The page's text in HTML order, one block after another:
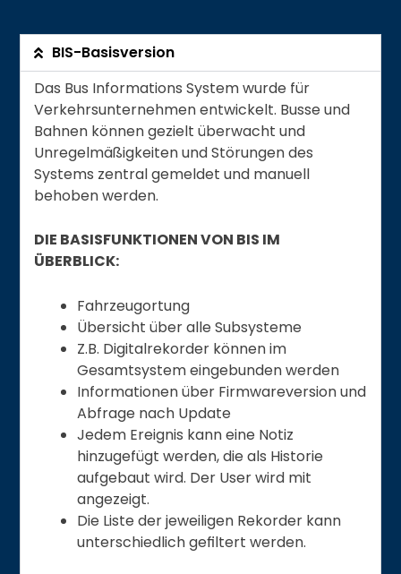
BIS-Basisversion
Das Bus Informations System wurde für
Verkehrsunternehmen entwickelt. Busse und
Bahnen können gezielt überwacht und
Unregelmäßigkeiten und Störungen des
Systems zentral gemeldet und manuell
behoben werden.
DIE BASISFUNKTIONEN VON BIS IM
ÜBERBLICK:
Fahrzeugortung
Übersicht über alle Subsysteme
Z.B. Digitalrekorder können im
Gesamtsystem eingebunden werden
Informationen über Firmwareversion und
Abfrage nach Update
Jedem Ereignis kann eine Notiz
hinzugefügt werden, die als Historie
aufgebaut wird. Der User wird mit
angezeigt.
Die Liste der jeweiligen Rekorder kann
unterschiedlich geﬁltert werden.